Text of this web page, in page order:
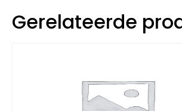
Gerelateerde